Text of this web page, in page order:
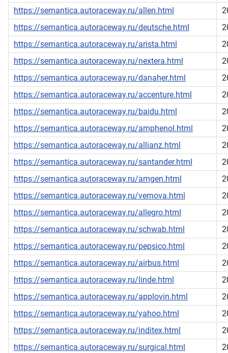
https://semantica.autoraceway.ru/allen.html
https://semantica.autoraceway.ru/deutsche.html
https://semantica.autoraceway.ru/arista.html
https://semantica.autoraceway.ru/nextera.html
https://semantica.autoraceway.ru/danaher.html
https://semantica.autoraceway.ru/accenture.html
https://semantica.autoraceway.ru/baidu.html
https://semantica.autoraceway.ru/amphenol.html
https://semantica.autoraceway.ru/allianz.html
https://semantica.autoraceway.ru/santander.html
https://semantica.autoraceway.ru/amgen.html
https://semantica.autoraceway.ru/vernova.html
https://semantica.autoraceway.ru/allegro.html
https://semantica.autoraceway.ru/schwab.html
https://semantica.autoraceway.ru/pepsico.html
https://semantica.autoraceway.ru/airbus.html
https://semantica.autoraceway.ru/linde.html
https://semantica.autoraceway.ru/applovin.html
https://semantica.autoraceway.ru/yahoo.html
https://semantica.autoraceway.ru/inditex.html
https://semantica.autoraceway.ru/surgical.html